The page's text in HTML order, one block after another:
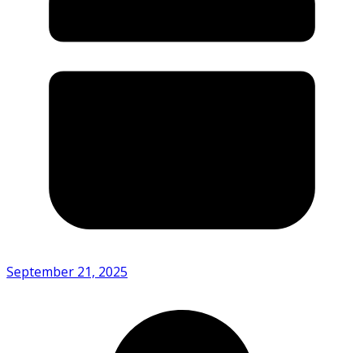
September 21, 2025